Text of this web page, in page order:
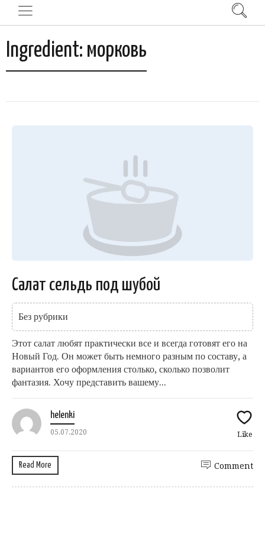
Ingredient: морковь
Салат сельдь под шубой
Без рубрики
Этот салат любят практически все и всегда готовят его на
Новый Год. Он может быть немного разным по составу, а
вариантов его оформления столько, сколько позволит
фантазия. Хочу представить вашему...
helenki
05.07.2020 Like
Read More Comment